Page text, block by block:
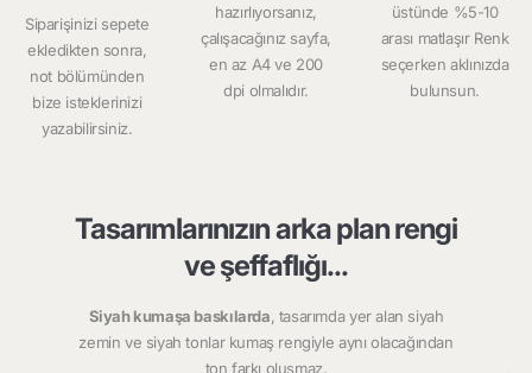
Siparişinizi sepete
ekledikten sonra,
not bölümünden
bize isteklerinizi
yazabilirsiniz.
hazırlıyorsanız,
çalışacağınız sayfa,
en az A4 ve 200
dpi olmalıdır.
üstünde %5-10
arası matlaşır Renk
seçerken aklınızda
bulunsun.
Tasarımlarınızın arka plan rengi
ve şeffaflığı...
Siyah kumaşa baskılarda, tasarımda yer alan siyah
zemin ve siyah tonlar kumaş rengiyle aynı olacağından
ton farkı oluşmaz.